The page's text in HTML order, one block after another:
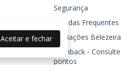
Aceitar e fechar
Segurança
Dúvidas Frequentes
Avaliações Belezeira
Cashback - Consulte
pontos